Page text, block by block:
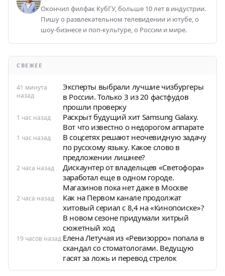
Окончил филфак КубГУ, больше 10 лет в индустрии.
Пишу о развлекательном телевидении и ютубе, о
шоу-бизнесе и поп-культуре, о России и мире.
СВЕЖЕЕ
41 минута
назад
Эксперты выбрали лучшие чизбургеры
в России. Только 3 из 20 фастфудов
прошли проверку
1 час назад
Раскрыт будущий хит Samsung Galaxy.
Вот что известно о недорогом аппарате
1 час назад
В соцсетях решают неочевидную задачу
по русскому языку. Какое слово в
предложении лишнее?
2 часа назад
Дискаунтер от владельцев «Светофора»
заработал еще в одном городе.
Магазинов пока нет даже в Москве
2 часа назад
Как на Первом канале продолжат
хитовый сериал с 8,4 на «Кинопоиске»?
В новом сезоне придумали хитрый
сюжетный ход
19 часов назад Елена Летучая из «Ревизорро» попала в
скандал со стоматологами. Ведущую
гасят за ложь и перевод стрелок